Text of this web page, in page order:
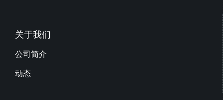
关于我们
公司简介
动态